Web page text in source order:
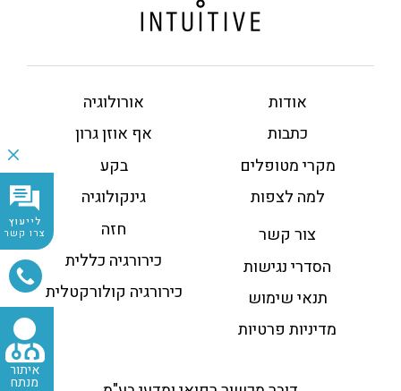
לייעוץ
צרו קשר
איתור
מנתח
אודות
כתבות
מקרי מטופלים
למה לצפות
צור קשר
הסדרי נגישות
תנאי שימוש
מדיניות פרטיות
אורולוגיה
אף אוזן גרון
בקע
גינקולוגיה
חזה
כירורגיה כללית
כירורגיה קולורקטלית